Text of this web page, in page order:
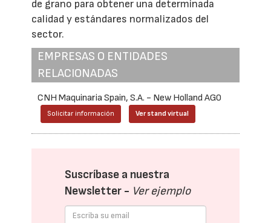
de grano para obtener una determinada
calidad y estándares normalizados del
sector.
EMPRESAS O ENTIDADES
RELACIONADAS
CNH Maquinaria Spain, S.A. - New Holland AG0
Solicitar información Ver stand virtual
Suscríbase a nuestra
Newsletter - Ver ejemplo